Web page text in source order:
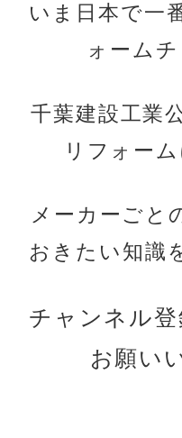
いま日本で一
ォーム
千葉建設工業
リフォー
メーカーごと
おきたい知識
チャンネル
お願い